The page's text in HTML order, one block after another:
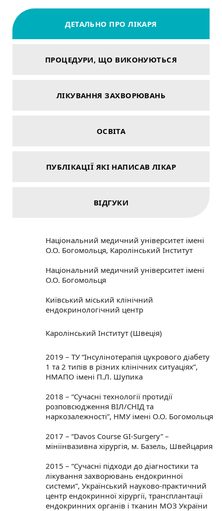
ДЕТАЛЬНО ПРО ЛІКАРЯ
ПРОЦЕДУРИ, ЩО ВИКОНУЮТЬСЯ
ЛІКУВАННЯ ЗАХВОРЮВАНЬ
ОСВІТА
ПУБЛІКАЦІЇ ЯКІ НАПИСАВ ЛІКАР
ВІДГУКИ
Національний медичний університет імені
О.О. Богомольця, Каролінський Інститут
Національний медичний університет імені
О.О. Богомольця
Київський міський клінічний
ендокринологічний центр
Каролінський Інститут (Швеція)
2019 – ТУ “Інсулінотерапія цукрового діабету
1 та 2 типів в різних клінічних ситуаціях”,
НМАПО імені П.Л. Шупика
2018 – “Сучасні технології протидії
розповсюдження ВІЛ/CНІД та
наркозалежності”, НМУ імені О.О. Богомольця
2017 – “Davos Сourse GI-Surgery” –
мініінвазивна хірургія, м. Базель, Швейцария
2015 – “Сучасні підходи до діагностики та
лікування захворювань ендокринної
системи”, Український науково-практичний
центр ендокринної хірургії, трансплантації
ендокринних органів і тканин МОЗ України